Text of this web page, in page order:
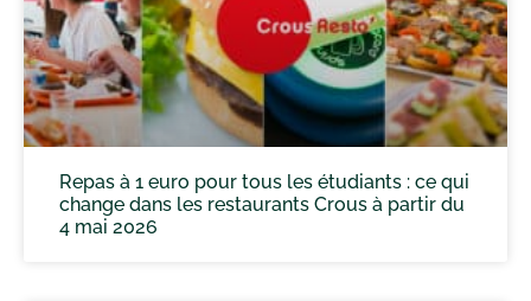
Repas à 1 euro pour tous les étudiants : ce qui
change dans les restaurants Crous à partir du
4 mai 2026